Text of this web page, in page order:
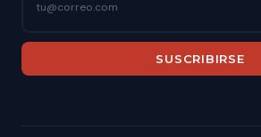
SUSCRIBIRSE